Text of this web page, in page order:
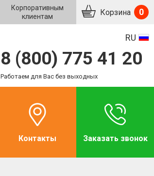
Корпоративным
клиентам
Корзина 0
RU
8 (800) 775 41 20
Работаем для Вас без выходных
Контакты Заказать звонок